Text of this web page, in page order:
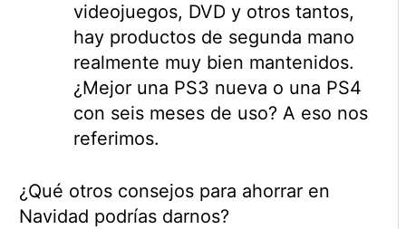
videojuegos, DVD y otros tantos,
hay productos de segunda mano
realmente muy bien mantenidos.
¿Mejor una PS3 nueva o una PS4
con seis meses de uso? A eso nos
referimos.
¿Qué otros consejos para ahorrar en
Navidad podrías darnos?